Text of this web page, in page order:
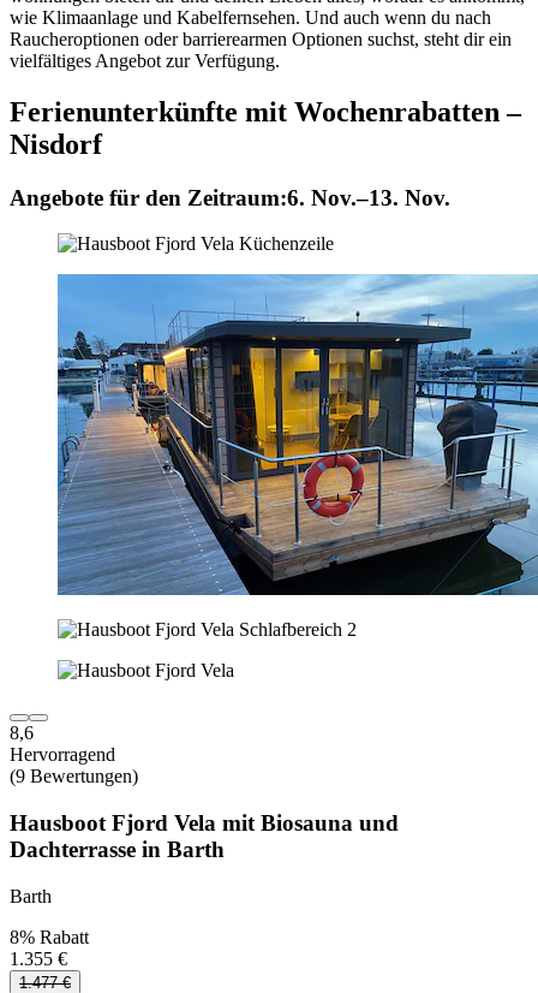
wie Klimaanlage und Kabelfernsehen. Und auch wenn du nach
Raucheroptionen oder barrierearmen Optionen suchst, steht dir ein
vielfältiges Angebot zur Verfügung.
Ferienunterkünfte mit Wochenrabatten –
Nisdorf
Angebote für den Zeitraum:6. Nov.–13. Nov.
8,6
Hervorragend
(9 Bewertungen)
Hausboot Fjord Vela mit Biosauna und
Dachterrasse in Barth
Barth
8% Rabatt
1.355 €
1.477 €